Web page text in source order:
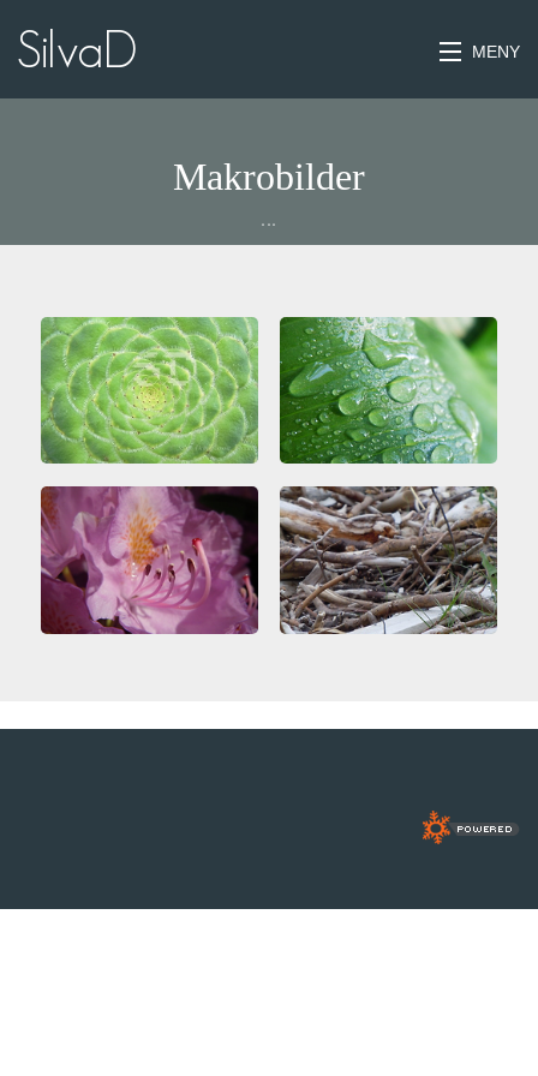
MENY
LANDSKAP
LAPPLAND
MAKROBILDER
STRUKTURER
MURAR-STENAR
MARK OCH VÄGGAR
VATTEN-SAND
VÄXTER
Makrobilder
...